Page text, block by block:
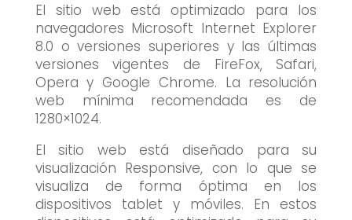
El sitio web está optimizado para los
navegadores Microsoft Internet Explorer
8.0 o versiones superiores y las últimas
versiones vigentes de FireFox, Safari,
Opera y Google Chrome. La resolución
web mínima recomendada es de
1280×1024.
El sitio web está diseñado para su
visualización Responsive, con lo que se
visualiza de forma óptima en los
dispositivos tablet y móviles. En estos